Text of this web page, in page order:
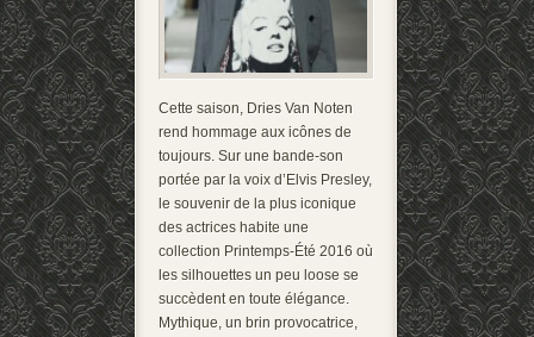
Cette saison, Dries Van Noten
rend hommage aux icônes de
toujours. Sur une bande-son
portée par la voix d’Elvis Presley,
le souvenir de la plus iconique
des actrices habite une
collection Printemps-Été 2016 où
les silhouettes un peu loose se
succèdent en toute élégance.
Mythique, un brin provocatrice,